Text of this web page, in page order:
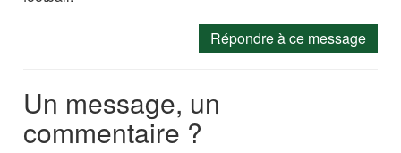
Répondre à ce message
Un message, un
commentaire ?